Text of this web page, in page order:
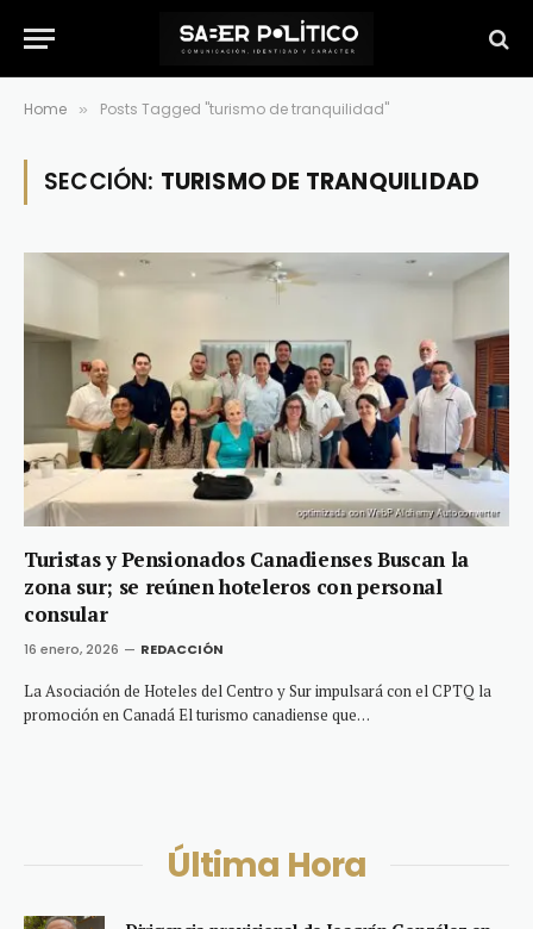
Home » Posts Tagged "turismo de tranquilidad"
SECCIÓN: TURISMO DE TRANQUILIDAD
Turistas y Pensionados Canadienses Buscan la
zona sur; se reúnen hoteleros con personal
consular
16 enero, 2026 REDACCIÓN
La Asociación de Hoteles del Centro y Sur impulsará con el CPTQ la
promoción en Canadá El turismo canadiense que…
Última Hora